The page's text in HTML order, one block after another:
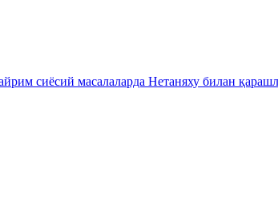
сиёсий масалаларда Нетаняху билан